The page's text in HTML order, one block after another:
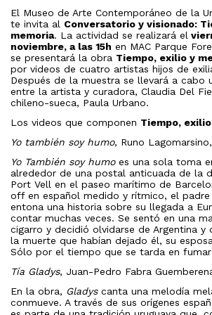
El Museo de Arte Contemporáneo de la
te invita al Conversatorio y visionado:
memoria. La actividad se realizará el
noviembre, a las 15h en MAC Parque
se presentará la obra Tiempo, exilio y
por videos de cuatro artistas hijos de
Después de la muestra se llevará a cabo
entre la artista y curadora, Claudia Del
chileno-sueca, Paula Urbano.
Los videos que componen Tiempo,
Yo también soy humo, Runo
Yo También soy humoes una sola toma
alrededor de una postal anticuada de la
Port Vell en el paseo marítimo de
off en español medido y rítmico, el padre
entona una historia sobre su llegada a
contar muchas veces. Se sentó en una
cigarro y decidió olvidarse de Argentina
la muerte que habían dejado él, su
Sólo por el tiempo que se tarda en
Tía Gladys, Juan-Pedro Fabra
En la obra, Gladyscanta una melodía
conmueve. A través de sus orígenes